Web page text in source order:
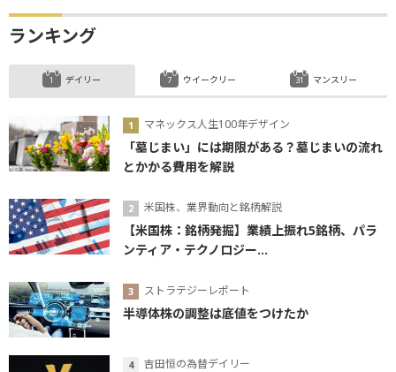
ランキング
デイリー
マネックス人生100年デザイン
「墓じまい」には期限がある？墓じまいの流れ
とかかる費用を解説
米国株、業界動向と銘柄解説
【米国株：銘柄発掘】業績上振れ5銘柄、パラ
ンティア・テクノロジー...
ストラテジーレポート
半導体株の調整は底値をつけたか
吉田恒の為替デイリー
ウイークリー マンスリー